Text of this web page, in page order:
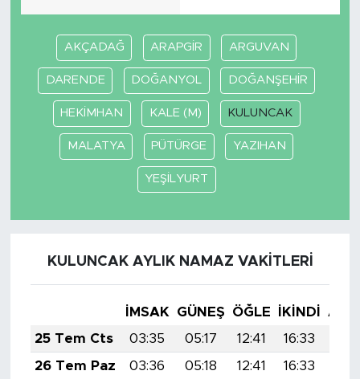
AKÇADAĞ ARAPGİR ARGUVAN
DARENDE DOĞANYOL DOĞANŞEHİR
HEKİMHAN KALE (M) KULUNCAK
MALATYA PÜTÜRGE YAZIHAN
YEŞİLYURT
KULUNCAK AYLIK NAMAZ VAKITLERI
İMSAK GÜNEŞ ÖĞLE İKINDI
25 Tem Cts
03:35 05:17 12:41 16:33
26 Tem Paz
03:36 05:18 12:41 16:33